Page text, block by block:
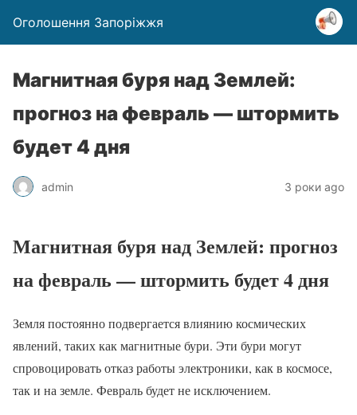
Оголошення Запоріжжя
Магнитная буря над Землей:
прогноз на февраль — штормить
будет 4 дня
admin 3 роки ago
Магнитная буря над Землей: прогноз
на февраль — штормить будет 4 дня
Земля постоянно подвергается влиянию космических
явлений, таких как магнитные бури. Эти бури могут
спровоцировать отказ работы электроники, как в космосе,
так и на земле. Февраль будет не исключением.